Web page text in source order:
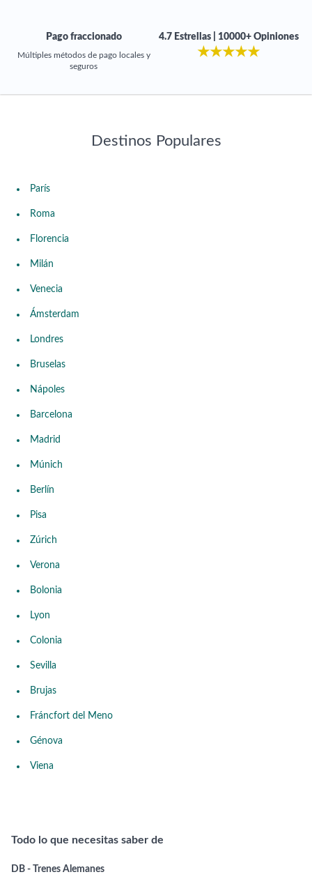
Pago fraccionado
Múltiples métodos de pago locales y
seguros
4.7 Estrellas | 10000+ Opiniones
★★★★★
Destinos Populares
París
Roma
Florencia
Milán
Venecia
Ámsterdam
Londres
Bruselas
Nápoles
Barcelona
Madrid
Múnich
Berlín
Pisa
Zúrich
Verona
Bolonia
Lyon
Colonia
Sevilla
Brujas
Fráncfort del Meno
Génova
Viena
Todo lo que necesitas saber de
DB - Trenes Alemanes